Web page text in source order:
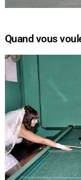
Quand vous